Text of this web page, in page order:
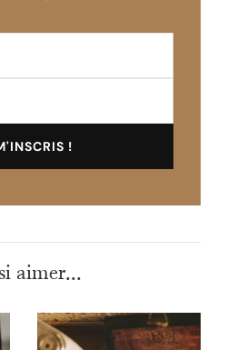
aimer...